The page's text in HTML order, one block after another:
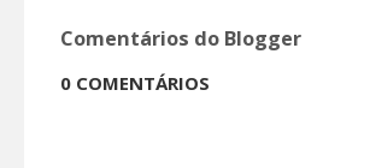
Comentários do Blogger
0 COMENTÁRIOS